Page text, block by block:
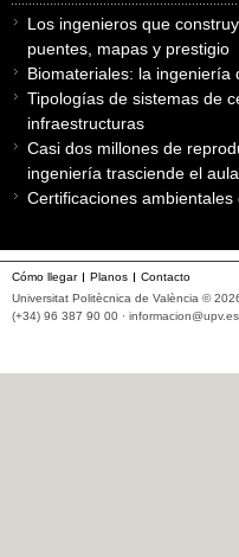
Los ingenieros que
puentes, mapas y prestigio
Biomateriales: la
Tipologías de sistemas de
infraestructuras
Casi dos millones de
ingeniería trasciende el aula
Certificaciones
Cómo llegar Planos
Contacto
Universitat Politècnica de València ©
(+34) 96 387 90 00 · informacion@upv.es